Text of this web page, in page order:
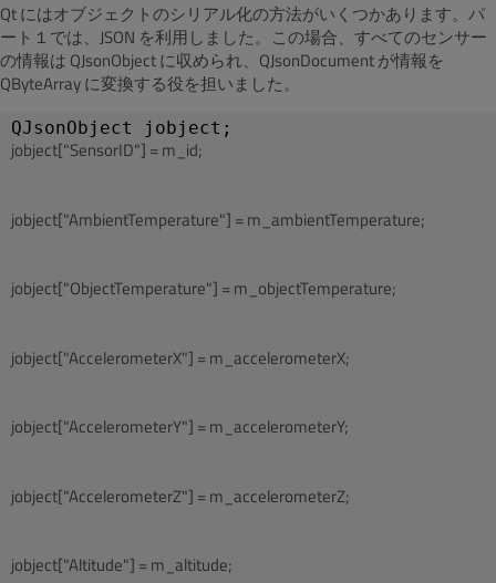
Qt にはオブジェクトのシリアル化の方法がいくつかあります。パ
ート１では、JSON を利用しました。この場合、すべてのセンサー
の情報は QJsonObject に収められ、QJsonDocument が情報を
QByteArray に変換する役を担いました。
jobject["SensorID"] = m_id;
jobject["AmbientTemperature"] = m_ambientTemperature;
jobject["ObjectTemperature"] = m_objectTemperature;
jobject["AccelerometerX"] = m_accelerometerX;
jobject["AccelerometerY"] = m_accelerometerY;
jobject["AccelerometerZ"] = m_accelerometerZ;
jobject["Altitude"] = m_altitude;